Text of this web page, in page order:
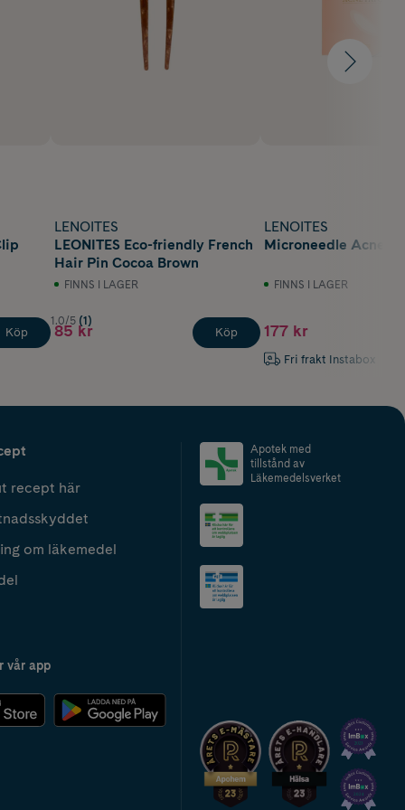
Köp
LENOITES
LEONITES Eco-friendly French
Hair Pin Cocoa Brown
FINNS I LAGER
1.0/5 (1)
85 kr Köp
LENOITES
Microneedle Acne
FINNS I LAGER
177 kr
Fri frakt Instabox
recept här
om läkemedel
vår app
Apotek med
tillstånd av
Läkemedelsverket
2024